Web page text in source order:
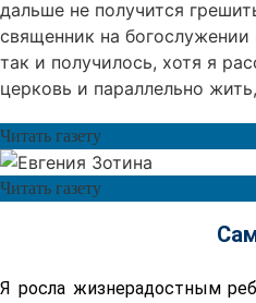
дальше не получится
священник на богослужении
так и получилось, хотя я
церковь и параллельно
Читать газету
Читать газету
Я росла жизнерадостным